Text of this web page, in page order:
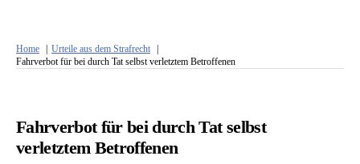
Home
Urteile aus dem Strafrecht
Fahrverbot für bei durch Tat selbst verletztem Betroffenen
Fahrverbot für bei durch Tat selbst
verletztem Betroffenen